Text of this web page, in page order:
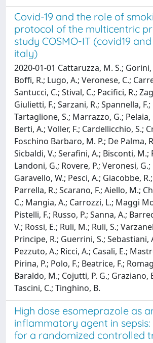
Covid-19 and the role of
protocol of the multicentric
study COSMO-IT (covid19
italy)
2020-01-01 Cattaruzza, M. S.; Gorini,
Boffi, R.; Lugo, A.; Veronese, C.;
Santucci, C.; Stival, C.; Pacifici, R.;
Giulietti, F.; Sarzani, R.; Spannella,
Tartaglione, S.; Marrazzo, G.; Pelaia,
Berti, A.; Voller, F.; Cardellicchio, S.;
Foschino Barbaro, M. P.; De Palma,
Sicbaldi, V.; Serafini, A.; Bisconti, M.;
Landoni, G.; Rovere, P.; Veronesi, G.;
Garavello, W.; Pesci, A.; Giacobbe,
Parrella, R.; Scarano, F.; Aiello, M.;
C.; Mangia, A.; Carrozzi, L.; Maggi
Pistelli, F.; Russo, P.; Sanna, A.;
V.; Rossi, E.; Ruli, M.; Ruli, S.;
Principe, R.; Guerrini, S.; Sebastiani,
Pezzuto, A.; Ricci, A.; Casali, E.;
Pirina, P.; Polo, F.; Beatrice, F.;
Baraldo, M.; Cojutti, P. G.; Graziano,
Tascini, C.; Tinghino, B.
High dose esomeprazole as
inflammatory agent in
for a randomized controlled